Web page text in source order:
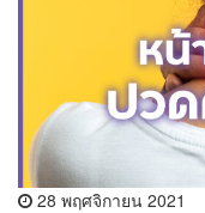
28 พฤศจิกายน 2021